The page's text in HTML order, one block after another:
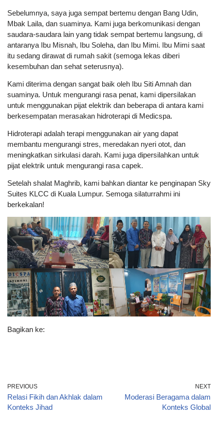
Sebelumnya, saya juga sempat bertemu dengan Bang Udin,
Mbak Laila, dan suaminya. Kami juga berkomunikasi dengan
saudara-saudara lain yang tidak sempat bertemu langsung, di
antaranya Ibu Misnah, Ibu Soleha, dan Ibu Mimi. Ibu Mimi saat
itu sedang dirawat di rumah sakit (semoga lekas diberi
kesembuhan dan sehat seterusnya).
Kami diterima dengan sangat baik oleh Ibu Siti Amnah dan
suaminya. Untuk mengurangi rasa penat, kami dipersilakan
untuk menggunakan pijat elektrik dan beberapa di antara kami
berkesempatan merasakan hidroterapi di Medicspa.
Hidroterapi adalah terapi menggunakan air yang dapat
membantu mengurangi stres, meredakan nyeri otot, dan
meningkatkan sirkulasi darah. Kami juga dipersilahkan untuk
pijat elektrik untuk mengurangi rasa capek.
Setelah shalat Maghrib, kami bahkan diantar ke penginapan Sky
Suites KLCC di Kuala Lumpur. Semoga silaturrahmi ini
berkekalan!
Bagikan ke:
PREVIOUS
Relasi Fikih dan Akhlak dalam
Konteks Jihad
NEXT
Moderasi Beragama dalam
Konteks Global